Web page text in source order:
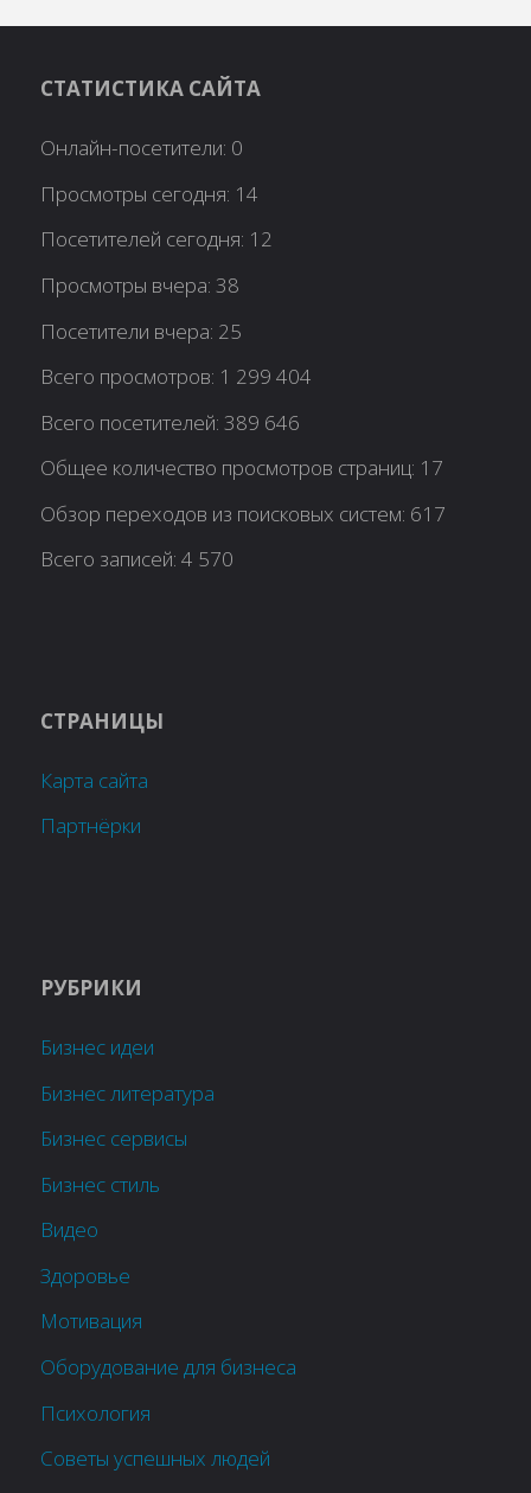
СТАТИСТИКА САЙТА
Онлайн-посетители: 0
Просмотры сегодня: 14
Посетителей сегодня: 12
Просмотры вчера:38
Посетители вчера: 25
Всего просмотров: 1 299 404
Всего посетителей:389 646
Общее количество просмотров страниц: 17
Обзор переходов из поисковых систем: 617
Всего записей:4 570
СТРАНИЦЫ
Карта сайта
Партнёрки
РУБРИКИ
Бизнес идеи
Бизнес литература
Бизнес сервисы
Бизнес стиль
Видео
Здоровье
Мотивация
Оборудование для бизнеса
Психология
Советы успешных людей